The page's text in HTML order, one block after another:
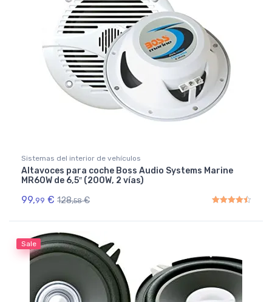
Sistemas del interior de vehículos
Altavoces para coche Boss Audio Systems Marine
MR60W de 6,5″ (200W, 2 vías)
99,99 € 128,58 €
Sale